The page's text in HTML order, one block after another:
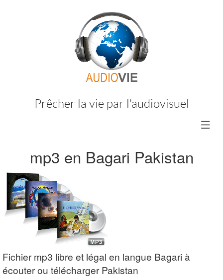
Prêcher la vie par l'audiovisuel
mp3 en Bagari Pakistan
Fichier mp3 libre et légal en langue Bagari à
écouter ou télécharger Pakistan